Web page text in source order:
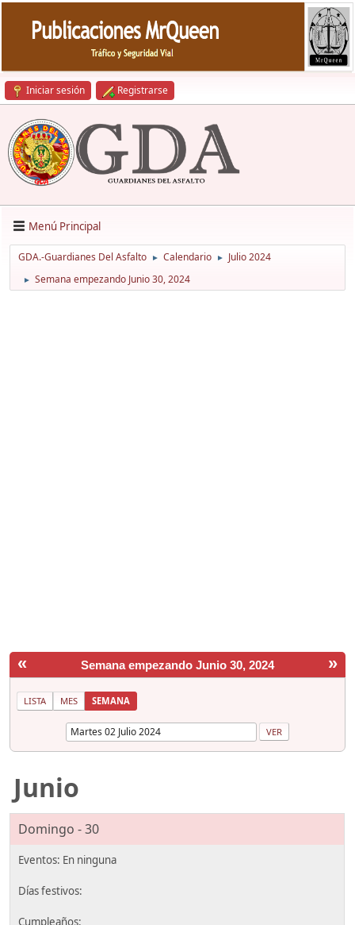
Iniciar sesión Registrarse
Menú Principal
GDA.-Guardianes Del Asfalto ► Calendario ► Julio 2024
► Semana empezando Junio 30, 2024
« »
Semana empezando Junio 30, 2024
LISTA MES SEMANA
Junio
Domingo - 30